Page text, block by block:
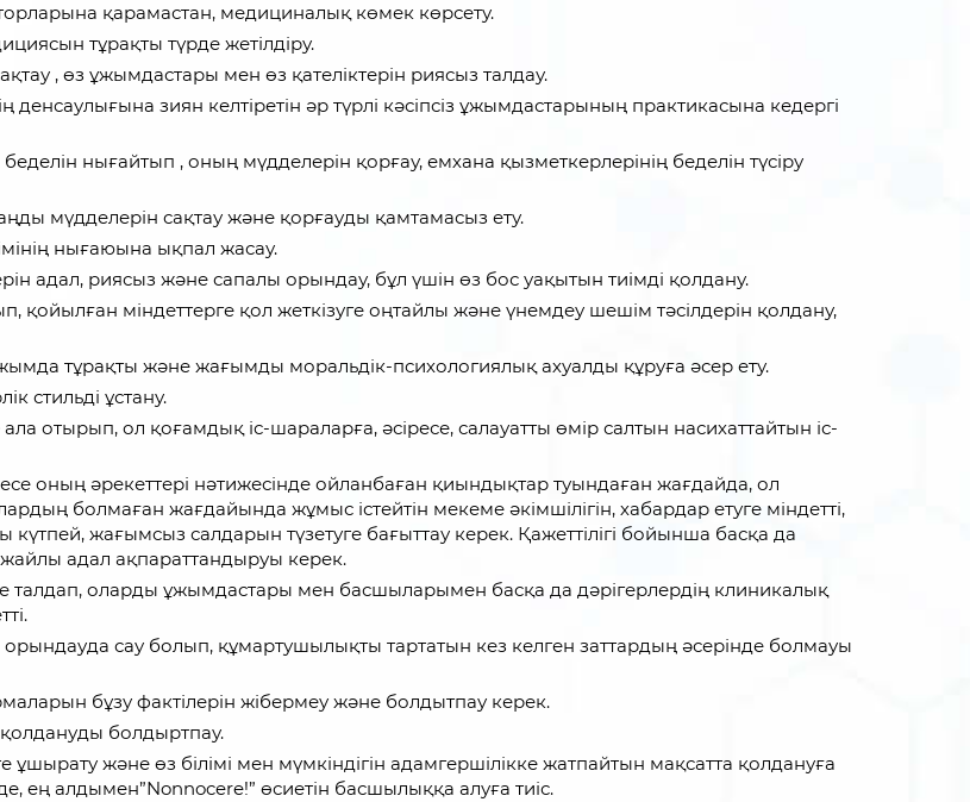
қарамастан, медициналық көмек көрсету.
тұрақты түрде жетілдіру.
, өз ұжымдастары мен өз қателіктерін риясыз талдау.
денсаулығына зиян келтіретін әр түрлі кәсіпсіз ұжымдастарының практикасына кедергі
нығайтып , оның мүдделерін қорғау, емхана қызметкерлерінің беделін түсіру
мүдделерін сақтау және қорғауды қамтамасыз ету.
нығаюына ықпал жасау.
адал, риясыз және сапалы орындау, бұл үшін өз бос уақытын тиімді қолдану.
міндеттерге қол жеткізуге оңтайлы және үнемдеу шешім тәсілдерін қолдану,
тұрақты және жағымды моральдік-психологиялық ахуалды құруға әсер ету.
стильді ұстану.
отырып, ол қоғамдық іс-шараларға, әсіресе, салауатты өмір салтын насихаттайтын іс-
оның әрекеттері нәтижесінде ойланбаған қиындықтар туындаған жағдайда, ол
болмаған жағдайында жұмыс істейтін мекеме әкімшілігін, хабардар етуге міндетті,
жағымсыз салдарын түзетуге бағыттау керек. Қажеттілігі бойынша басқа да
адал ақпараттандыруы керек.
талдап, оларды ұжымдастары мен басшыларымен басқа да дәрігерлердің клиникалық
сау болып, құмартушылықты тартатын кез келген заттардың әсерінде болмауы
бұзу фактілерін жібермеу және болдытпау керек.
болдыртпау.
және өз білімі мен мүмкіндігін адамгершілікке жатпайтын мақсатта қолдануға
ең алдымен”Nonnocere!” өсиетін басшылыққа алуға тиіс.